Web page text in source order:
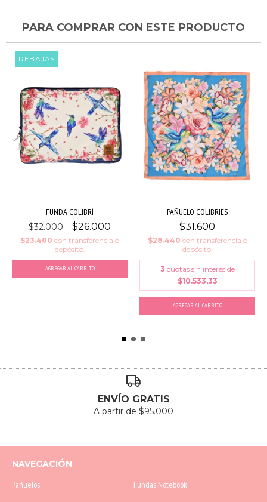
PARA COMPRAR CON ESTE PRODUCTO
FUNDA COLIBRÍ
$32.000
$26.000
$23.400 con transferencia o
depósito.
AGREGAR AL CARRITO
PAÑUELO COLIBRIES
$31.600
$28.440 con transferencia o
depósito.
3 cuotas sin interés de
$10.533,33
AGREGAR AL CARRITO
ENVÍO GRATIS
A partir de $95.000
NAVEGACIÓN
Pañuelos
Fundas Notebook